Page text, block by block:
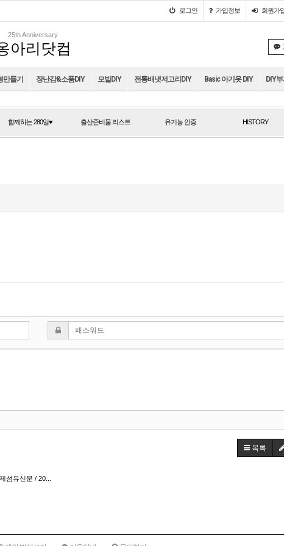
로그인 가입정보 회원가
25th Anniversary
아리닷컴
만들기 장난감&소품DIY 모빌DIY 전통배냇저고리DIY Basic 아기옷 DIY DIY
함께하는 280일♥ 출산준비물 리스트 유기농 인증 HISTORY
비밀번호
목록
섬유신문 / 20...